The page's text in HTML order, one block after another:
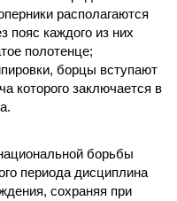
располагаются
пояс каждого из них
полотенце;
борцы вступают
которого заключается в
борьбы
периода дисциплина
сохраняя при